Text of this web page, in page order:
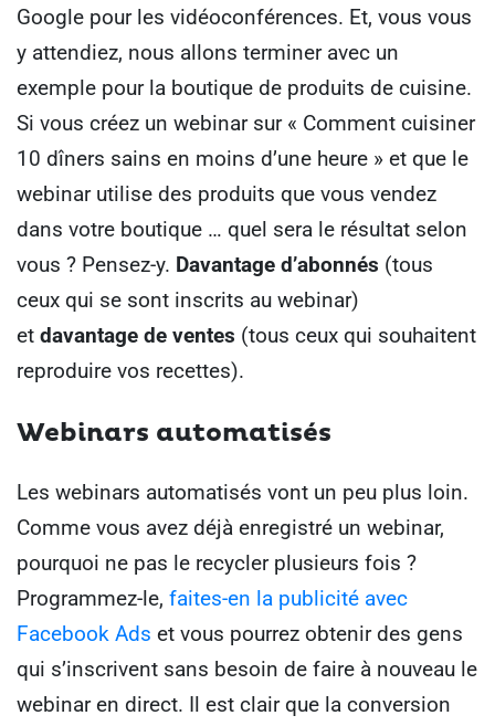
Google pour les vidéoconférences. Et, vous vous
y attendiez, nous allons terminer avec un
exemple pour la boutique de produits de cuisine.
Si vous créez un webinar sur « Comment cuisiner
10 dîners sains en moins d’une heure » et que le
webinar utilise des produits que vous vendez
dans votre boutique … quel sera le résultat selon
vous ? Pensez-y. Davantage d’abonnés (tous
ceux qui se sont inscrits au webinar)
et davantage de ventes (tous ceux qui souhaitent
reproduire vos recettes).
Webinars automatisés
Les webinars automatisés vont un peu plus loin.
Comme vous avez déjà enregistré un webinar,
pourquoi ne pas le recycler plusieurs fois ?
Programmez-le, faites-en la publicité avec
Facebook Ads et vous pourrez obtenir des gens
qui s’inscrivent sans besoin de faire à nouveau le
webinar en direct. Il est clair que la conversion